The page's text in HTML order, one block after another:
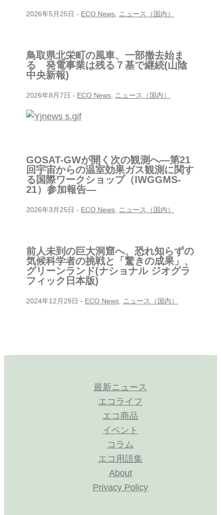
2026年5月25日 - ECO News ニュース（国内）
鳥取県北栄町の風車、一部撤去始ま
る 発電事業は残る７基で継続(山陰
中央新報)
2026年8月7日 - ECO News ニュース（国内）
GOSAT-GWが開く次の観測へ―第21
回宇宙からの温室効果ガス観測に関す
る国際ワークショップ（IWGGMS-
21）参加報告―
2026年3月25日 - ECO News ニュース（国内）
前人未到の巨大洞窟へ、恐れ知らずの
気候科学者の挑戦と「驚きの成果」、
グリーンランド(ナショナル ジオグラ
フィック日本版)
2024年12月29日 - ECO News ニュース（国内）
最新ニュース
エコライフ
エコ商品
イベント
コラム
エコ用語集
About
Privacy Policy